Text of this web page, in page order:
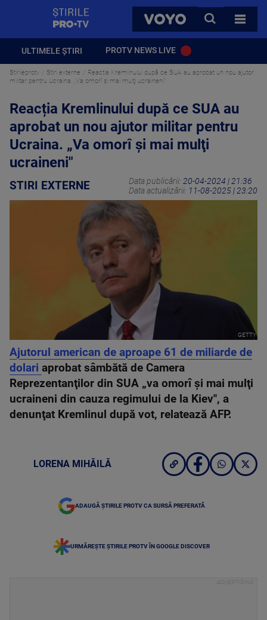
VOYO
CAUTA
TOATE
ULTIMELE ȘTIRI PROTV NEWS LIVE
Stirileprotv Stiri externe
Reacția Kremlinului după ce SUA au aprobat un nou ajutor
militar pentru Ucraina. „Va omorî şi mai mulţi ucraineni"
Reacția Kremlinului după ce SUA au
aprobat un nou ajutor militar pentru
Ucraina. „Va omorî şi mai mulţi
ucraineni"
STIRI EXTERNE Data publicării: 20-04-2024 | 21:36
Data actualizării: 11-08-2025 | 23:20
GETTY
Ajutorul american de aproape 61 de miliarde de
dolari aprobat sâmbătă de Camera
Reprezentanţilor din SUA „va omorî şi mai mulţi
ucraineni din cauza regimului de la Kiev", a
denunţat Kremlinul după vot, relatează AFP.
LORENA MIHĂILĂ
ADAUGĂ ȘTIRILE PROTV CA SURSĂ PREFERATĂ
URMĂREȘTE ȘTIRILE PROTV ÎN GOOGLE DISCOVER